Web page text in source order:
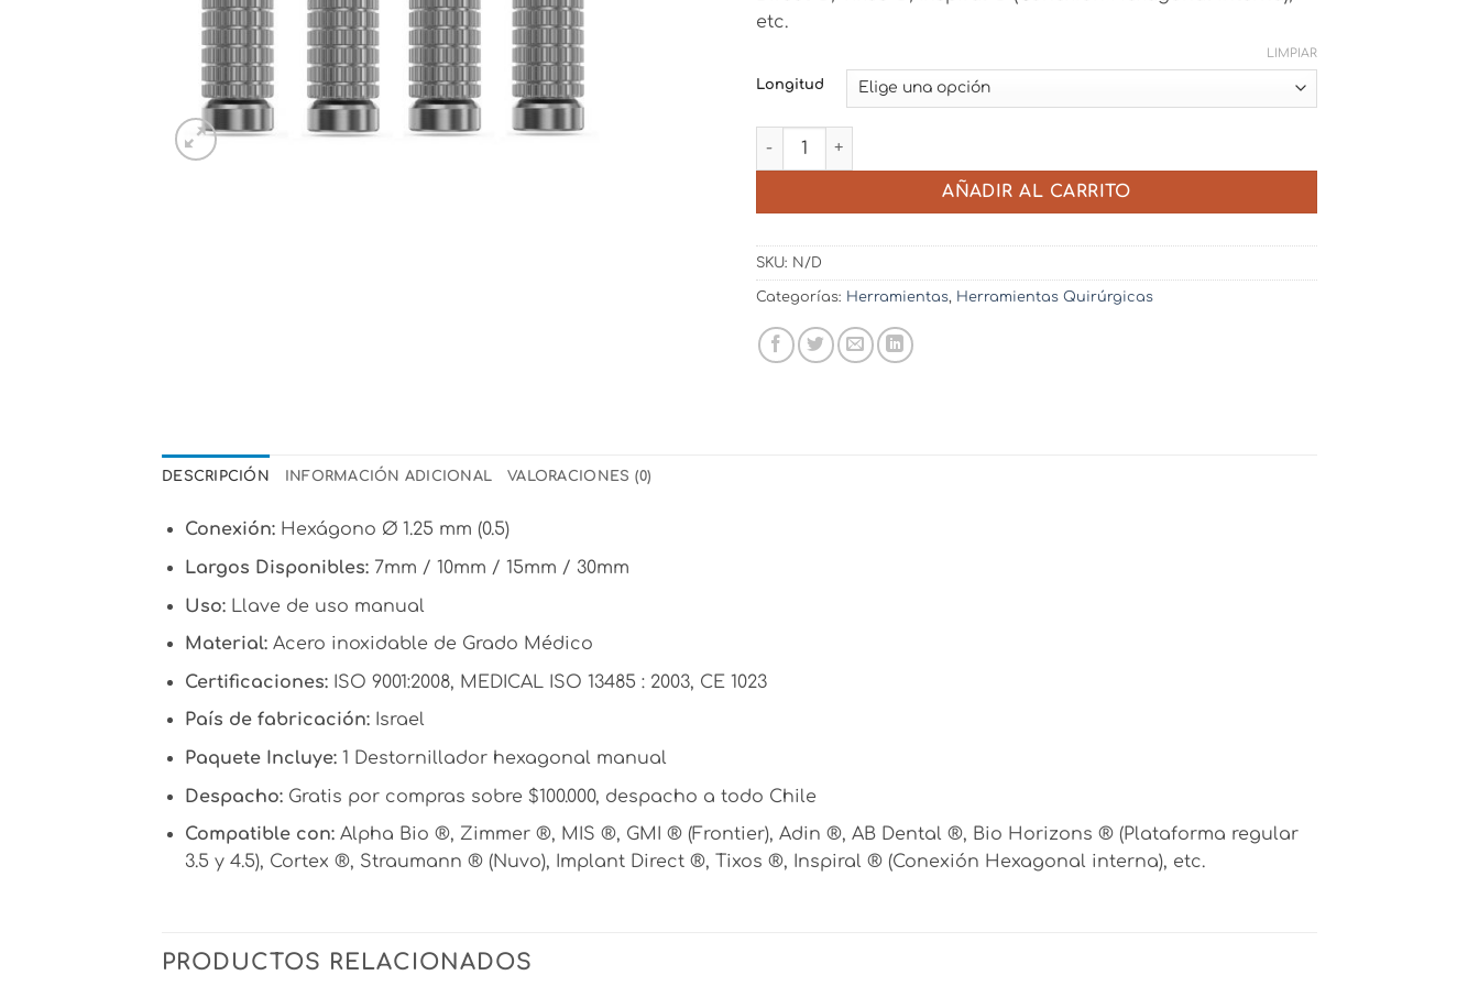
etc.
Longitud
LIMPIAR
Destornillador Hex. Manual 1.25 mm (0.5) - 7mm / 10mm / 15mm / 30mm cantidad
AÑADIR AL CARRITO
SKU: N/D
Categorías: Herramientas, Herramientas Quirúrgicas
DESCRIPCIÓN INFORMACIÓN ADICIONAL VALORACIONES (0)
Conexión:Hexágono Ø 1.25 mm (0.5)
Largos Disponibles: 7mm / 10mm / 15mm / 30mm
Uso:Llave de uso manual
Material: Acero inoxidable de Grado Médico
Certificaciones:ISO 9001:2008, MEDICAL ISO 13485 : 2003, CE 1023
País de fabricación:Israel
Paquete Incluye:1 Destornillador hexagonal manual
Despacho:Gratis por compras sobre $100.000, despacho a todo Chile
Compatible con:Alpha Bio ®, Zimmer ®, MIS ®, GMI ® (Frontier), Adin ®, AB Dental ®, Bio Horizons ® (Plataforma regular
3.5 y 4.5), Cortex ®, Straumann ® (Nuvo), Implant Direct ®, Tixos ®, Inspiral ® (Conexión Hexagonal interna), etc.
PRODUCTOS RELACIONADOS